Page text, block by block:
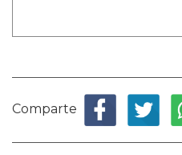
Comparte